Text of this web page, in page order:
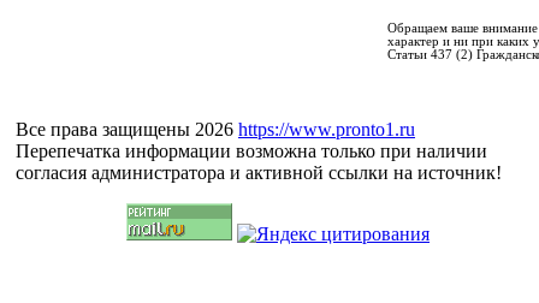
Обращаем ваше
характер и ни при каких
Статьи 437 (2)
Все права защищены 2026 https://www.pronto1.ru
Перепечатка информации возможна только при наличии
согласия администратора и активной ссылки на источник!